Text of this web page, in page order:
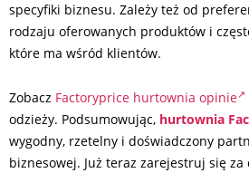
specyfiki biznesu. Zależy też od
rodzaju oferowanych produktów i
które ma wśród klientów.
Zobacz Factoryprice hurtownia opinie
odzieży. Podsumowując, hurtownia
wygodny, rzetelny i doświadczony
biznesowej. Już teraz zarejestruj się